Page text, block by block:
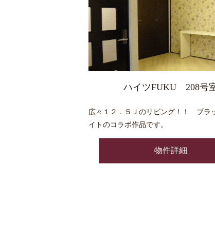
ハイツFUKU 208号
広々１２．５Ｊのリビング！！ ブラ
イトのコラボ作品です。
物件詳細